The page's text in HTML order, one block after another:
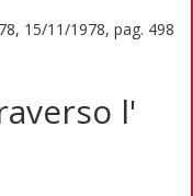
15/11/1978, pag. 498
l'